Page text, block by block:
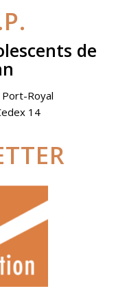
de
Royal
14